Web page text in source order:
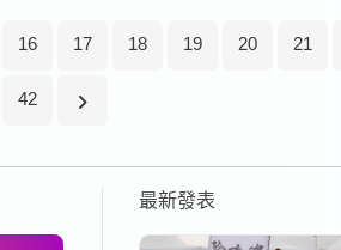
16 17 18 19 20 21
42
最新發表